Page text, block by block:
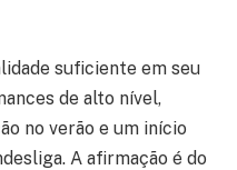
suficiente em seu
de alto nível,
no verão e um início
A afirmação é do